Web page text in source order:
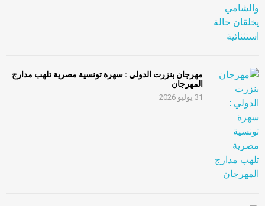
مهرجان بنزرت الدولي : سهرة تونسية مصرية تلهب مدارج
المهرجان
31 يوليو 2026